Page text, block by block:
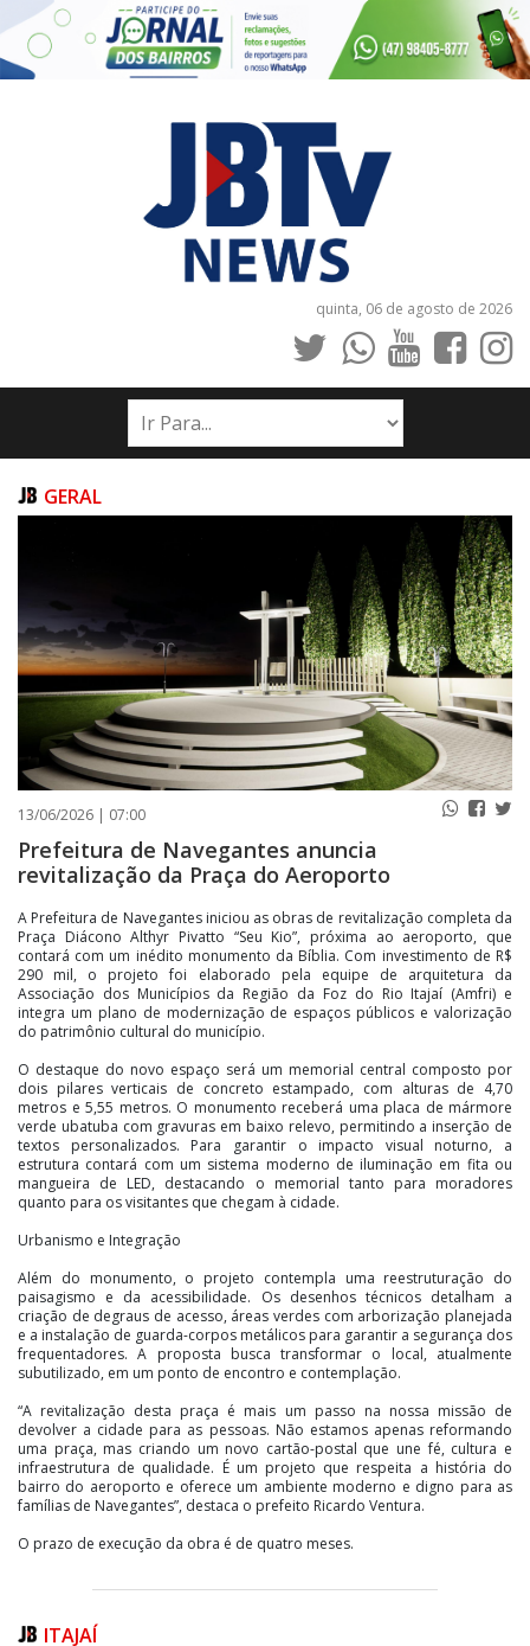
quinta, 06 de agosto de 2026
INÍCIO
NOTÍCIAS
GERAL
13/06/2026 | 07:00
Prefeitura de Navegantes anuncia
revitalização da Praça do Aeroporto
A Prefeitura de Navegantes iniciou as obras de revitalização completa da
Praça Diácono Althyr Pivatto “Seu Kio”, próxima ao aeroporto, que
contará com um inédito monumento da Bíblia. Com investimento de R$
290 mil, o projeto foi elaborado pela equipe de arquitetura da
Associação dos Municípios da Região da Foz do Rio Itajaí (Amfri) e
integra um plano de modernização de espaços públicos e valorização
do patrimônio cultural do município.
O destaque do novo espaço será um memorial central composto por
dois pilares verticais de concreto estampado, com alturas de 4,70
metros e 5,55 metros. O monumento receberá uma placa de mármore
verde ubatuba com gravuras em baixo relevo, permitindo a inserção de
textos personalizados. Para garantir o impacto visual noturno, a
estrutura contará com um sistema moderno de iluminação em fita ou
mangueira de LED, destacando o memorial tanto para moradores
quanto para os visitantes que chegam à cidade.
Urbanismo e Integração
Além do monumento, o projeto contempla uma reestruturação do
paisagismo e da acessibilidade. Os desenhos técnicos detalham a
criação de degraus de acesso, áreas verdes com arborização planejada
e a instalação de guarda-corpos metálicos para garantir a segurança dos
frequentadores. A proposta busca transformar o local, atualmente
subutilizado, em um ponto de encontro e contemplação.
“A revitalização desta praça é mais um passo na nossa missão de
devolver a cidade para as pessoas. Não estamos apenas reformando
uma praça, mas criando um novo cartão-postal que une fé, cultura e
infraestrutura de qualidade. É um projeto que respeita a história do
bairro do aeroporto e oferece um ambiente moderno e digno para as
famílias de Navegantes”, destaca o prefeito Ricardo Ventura.
O prazo de execução da obra é de quatro meses.
ITAJAÍ